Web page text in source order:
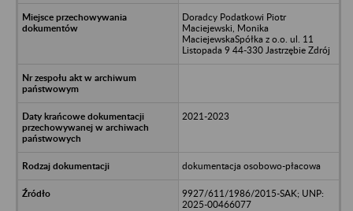
Doradcy Podatkowi Piotr
Maciejewski, Monika
MaciejewskaSpółka z o.o. ul. 11
Listopada 9 44-330 Jastrzębie Zdrój
2021-2023
dokumentacja osobowo-płacowa
9927/611/1986/2015-SAK; UNP:
2025-00466077